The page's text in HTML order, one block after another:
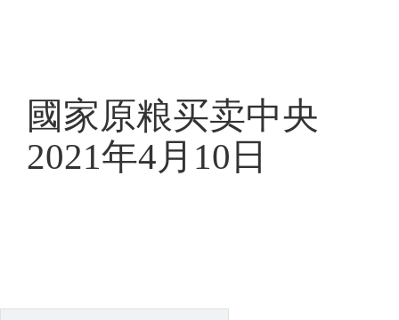
國家原粮买卖中央
2021年4月10 日